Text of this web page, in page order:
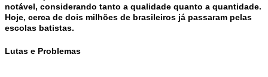
notável, considerando tanto a qualidade quanto a quantidade.
Hoje, cerca de dois milhões de brasileiros já passaram pelas
escolas batistas.
Lutas e Problemas